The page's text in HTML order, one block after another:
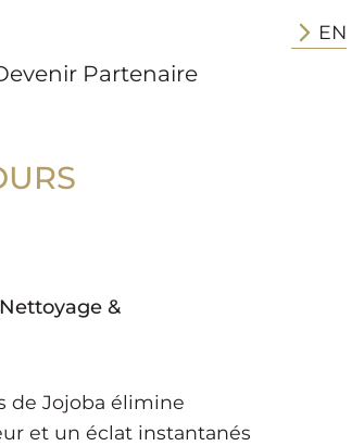
EN
Partenaire
Nettoyage &
de Jojoba élimine
et un éclat instantanés